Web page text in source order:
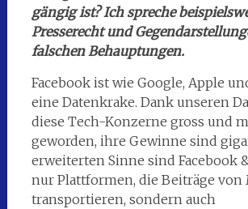
gängig ist? Ich spreche
Presserecht und
falschen Behauptungen.
Facebook ist wie Google, Apple
eine Datenkrake. Dank unseren
diese Tech-Konzerne gross und
geworden, ihre Gewinne sind
erweiterten Sinne sind Facebook
nur Plattformen, die Beiträge von
transportieren, sondern auch